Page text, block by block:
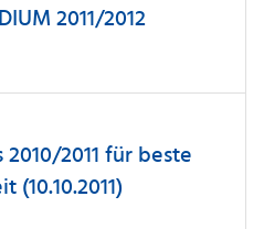
2011/2012
2011 für beste